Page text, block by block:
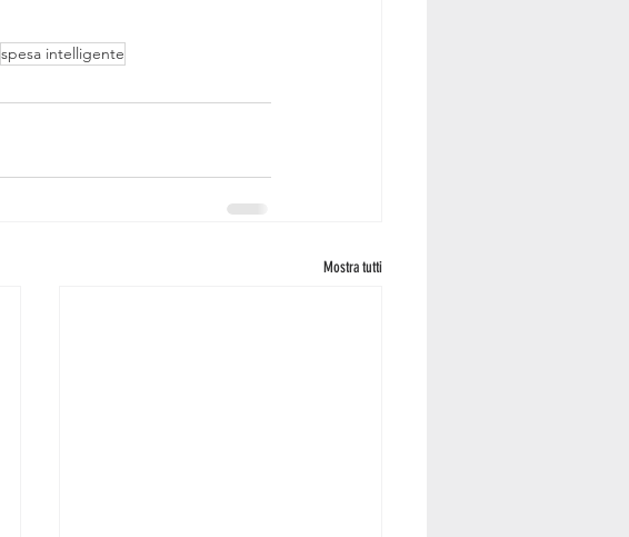
spesa intelligente
Mostra tutti